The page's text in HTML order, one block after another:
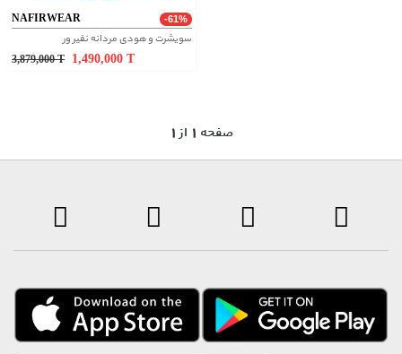
NAFIRWEAR -61%
سویشرت و هودی مردانه نفیر ور
3,879,000T 1,490,000T
1 صفحه 1 از